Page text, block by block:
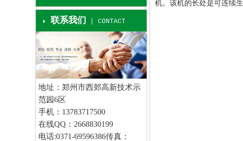
机。该机的长处是可连续
联系我们 | CONTACT
地址：郑州市西郊高新技术示
范园6区
手机：13783717500
在线QQ：2668830199
电话:0371-69596386传真：